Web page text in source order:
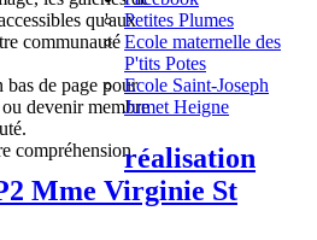
qu'aux
communauté
bas de page pour
devenir membre
compréhension.
Petites Plumes
Ecole maternelle des
P'tits Potes
Ecole Saint-Joseph
Jumet Heigne
réalisation
Mme Virginie St